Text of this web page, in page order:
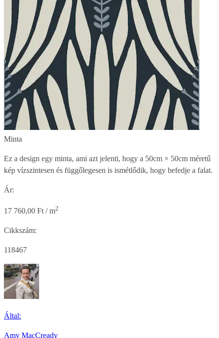
Minta
Ez a design egy minta, ami azt jelenti, hogy a 50cm × 50cm méretű
kép vízszintesen és függőlegesen is ismétlődik, hogy befedje a falat.
Ár:
17 760,00 Ft / m2
Cikkszám:
118467
Által:
Amy MacCready